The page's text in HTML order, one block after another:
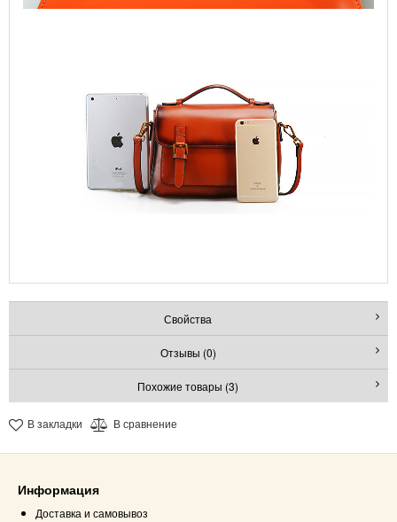
Свойства
Отзывы (0)
Похожие товары (3)
В закладки В сравнение
Информация
Доставка и самовывоз